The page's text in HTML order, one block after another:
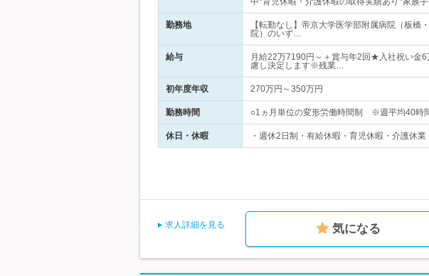
勤務地
【転勤なし】帝京大学医学部附属病院（板
院）のいず…
給与
月給22万7190円～＋賞与年2回★入社祝い金
慮し決定します※残業…
初年度年収 270万円～350万円
勤務時間 ○1ヵ月単位の変形労働時間制 ※週平均40時
休日・休暇 ・週休2日制・有給休暇・育児休暇・介護休
求人詳細を見る 気になる